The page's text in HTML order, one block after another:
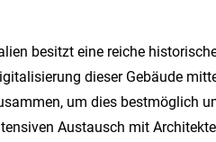
besitzt eine reiche
dieser Gebäude
um dies bestmöglich
Austausch mit